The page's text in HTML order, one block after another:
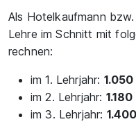
Als Hotelkaufmann
Lehre im Schnitt mit
rechnen:
im 1. Lehrjahr:
im 2. Lehrjahr:
im 3. Lehrjahr: